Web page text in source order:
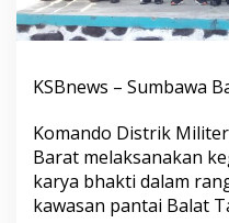
KSBnews – Sumbawa
Komando Distrik
Barat melaksanakan
karya bhakti dalam
kawasan pantai Balat